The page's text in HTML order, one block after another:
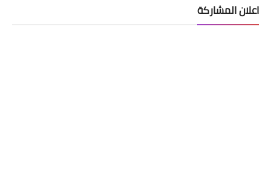
اعلان المشاركة